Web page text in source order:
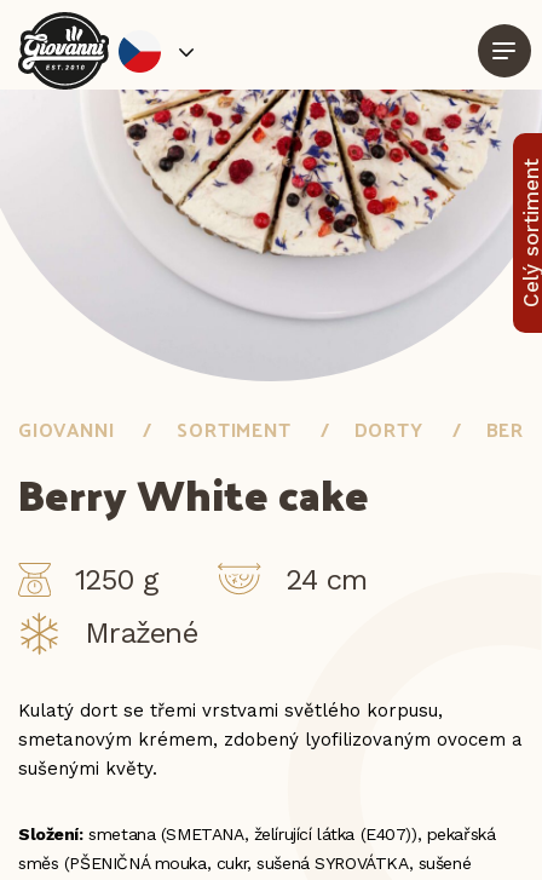
Celý sortiment
GIOVANNI SORTIMENT DORTY
Berry White cake
1250 g
24 cm
Mražené
Kulatý dort se třemi vrstvami světlého korpusu,
smetanovým krémem, zdobený lyofilizovaným ovocem a
sušenými květy.
Složení:smetana (SMETANA, želírující látka (E407)), pekařská
směs (PŠENIČNÁ mouka, cukr, sušená SYROVÁTKA, sušené